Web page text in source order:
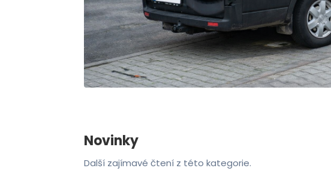
Novinky
Další zajímavé čtení z této kategorie.